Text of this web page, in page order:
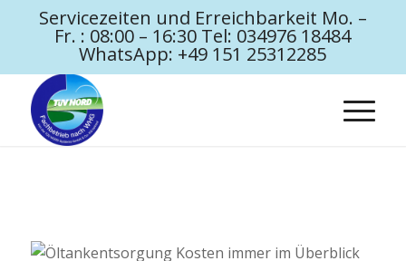
Servicezeiten und Erreichbarkeit Mo. –
Fr. : 08:00 – 16:30 Tel: 034976 18484
WhatsApp: +49 151 25312285